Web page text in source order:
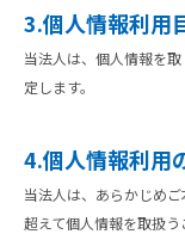
3.個人情報利用
当法人は、個人情報を
定します。
4.個人情報利用
当法人は、あらかじめ
超えて個人情報を取扱